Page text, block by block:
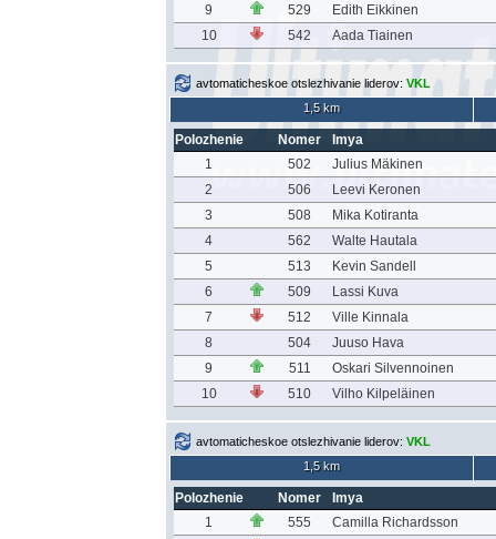
9
529
Edith Eikkinen
10
542 Aada Tiainen
avtomaticheskoe otslezhivanie liderov: VKL
1,5 km
Polozhenie Nomer
Imya
1
502
Julius Mäkinen
2
506
Leevi Keronen
3
508
Mika Kotiranta
4
562
Walte Hautala
5
513
Kevin Sandell
6
509
Lassi Kuva
7
512
Ville Kinnala
8
504
Juuso Hava
9
511
Oskari Silvennoinen
10
510 Vilho Kilpeläinen
avtomaticheskoe otslezhivanie liderov: VKL
1,5 km
Polozhenie Nomer
Imya
1
555
Camilla Richardsson